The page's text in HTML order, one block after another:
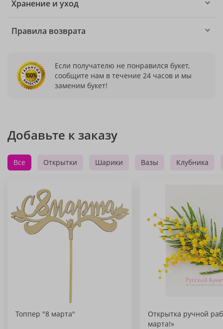
Хранение и уход
Правила возврата
Если получателю не понравился букет,
сообщите нам в течение 24 часов и мы
заменим букет!
Добавьте к заказу
Все Открытки Шарики Вазы Клубника
Топпер "8 марта"
Открытка ручной
марта!»